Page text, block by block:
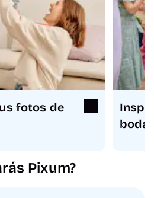
fotos de
boda
Pixum?